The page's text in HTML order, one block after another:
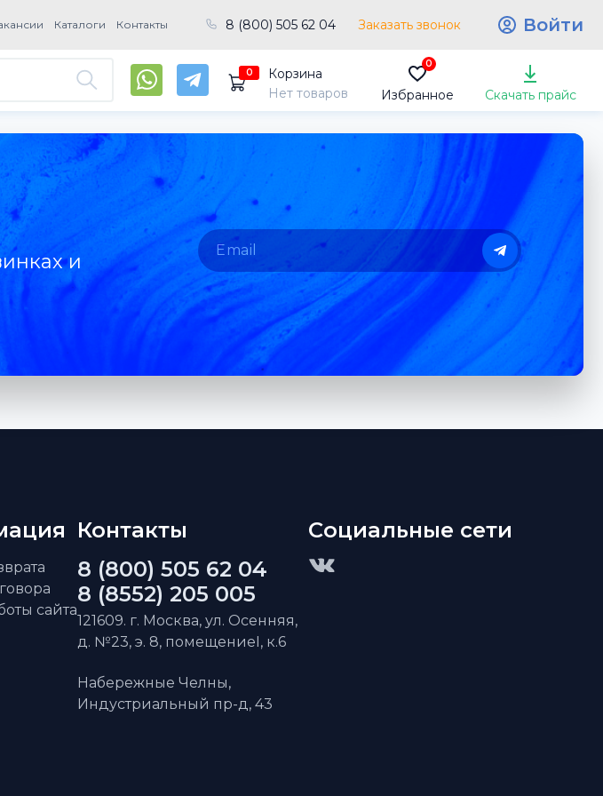
Каталоги Контакты 8 (800) 505 62 04 Заказать звонок Войти
0
Корзина
Нет товаров
0
Избранное Скачать прайс
и
сайта
Контакты
8 (800) 505 62 04
8 (8552) 205 005
121609. г. Москва, ул. Осенняя,
д. №23, э. 8, помещениеI, к.6
Набережные Челны,
Индустриальный пр-д, 43
Социальные сети